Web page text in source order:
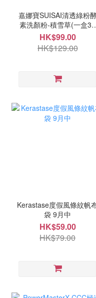
嘉娜寶SUISAI清透綠粉
素洗顏粉-積雪草(一盒32
粒) 9月中
HK$99.00
HK$129.00
Kerastase度假風條紋帆
袋 9月中
HK$59.00
HK$79.00